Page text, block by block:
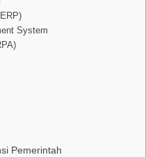
System
Pemerintah